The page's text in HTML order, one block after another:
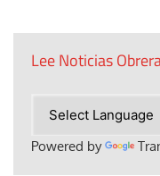
Lee Noticias
Powered by